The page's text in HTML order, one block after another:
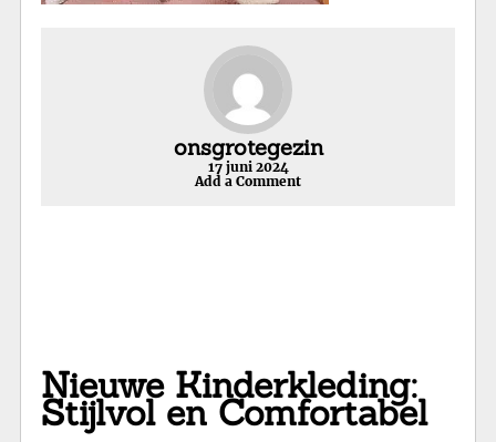
onsgrotegezin
17 juni 2024
Add a Comment
Nieuwe Kinderkleding:
Stijlvol en Comfortabel